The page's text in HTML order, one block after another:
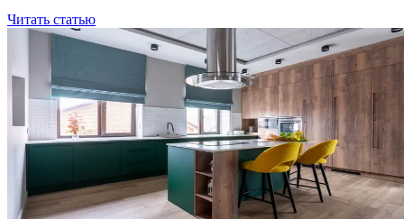
Читать статью